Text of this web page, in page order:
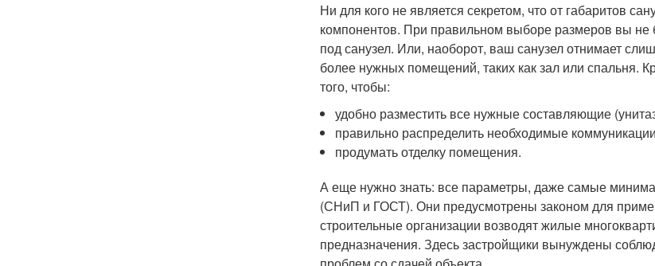
Ни для кого не является секретом, что от габаритов
компонентов. При правильном выборе размеров вы
под санузел. Или, наоборот, ваш санузел отнимает
более нужных помещений, таких как зал или спальня.
того, чтобы:
удобно разместить все нужные составляющие
правильно распределить необходимые
продумать отделку помещения.
А еще нужно знать: все параметры, даже самые
(СНиП и ГОСТ). Они предусмотрены законом для
строительные организации возводят жилые
предназначения. Здесь застройщики вынуждены